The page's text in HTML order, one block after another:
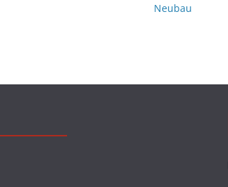
Neubau